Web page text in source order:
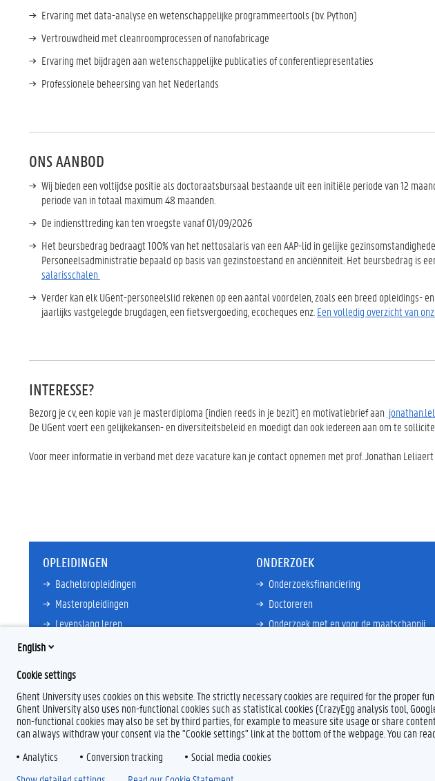
Ervaring met data-analyse en wetenschappelijke programmeertools (bv. Python)
Vertrouwdheid met cleanroomprocessen of nanofabricage
Ervaring met bijdragen aan wetenschappelijke publicaties of conferentiepresentaties
Professionele beheersing van het Nederlands
ONS AANBOD
Wij bieden een voltijdse positie als doctoraatsbursaal bestaande uit een initiële periode van 12
periode van in totaal maximum 48 maanden.
De indiensttreding kan ten vroegste vanaf 01/09/2026
Het beursbedrag bedraagt 100% van het nettosalaris van een AAP-lid in gelijke
Personeelsadministratie bepaald op basis van gezinstoestand en anciënniteit. Het beursbedrag is
salarisschalen
Verder kan elk UGent-personeelslid rekenen op een aantal voordelen, zoals een breed opleidings-
jaarlijks vastgelegde brugdagen, een fietsvergoeding, ecocheques enz. Een volledig overzicht van
INTERESSE?
Bezorg je cv, een kopie van je masterdiploma (indien reeds in je bezit) en motivatiebrief aan
De UGent voert een gelijkekansen- en diversiteitsbeleid en moedigt dan ook iedereen aan om te
Voor meer informatie in verband met deze vacature kan je contact opnemen met prof. Jonathan
OPLEIDINGEN
Bacheloropleidingen
Masteropleidingen
Levenslang leren
ONDERZOEK
Onderzoeksfinanciering
Doctoreren
Onderzoek met en voor de maatschappij
c
L
n
Y
I
s
English
Cookie settings
Ghent University uses cookies on this website. The strictly necessary cookies are required for the proper
Ghent University also uses non-functional cookies such as statistical cookies (CrazyEgg analysis tool,
non-functional cookies may also be set by third parties, for example to measure site usage or share
can always withdraw your consent via the "Cookie settings" link at the bottom of the webpage. You can
Analytics
Conversion tracking Social media cookies